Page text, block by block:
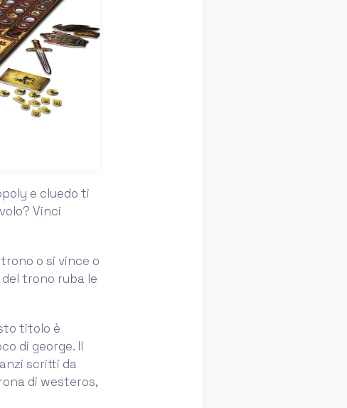
e cluedo ti
Vinci
o si vince o
trono ruba le
titolo è
di george. Il
scritti da
di westeros,